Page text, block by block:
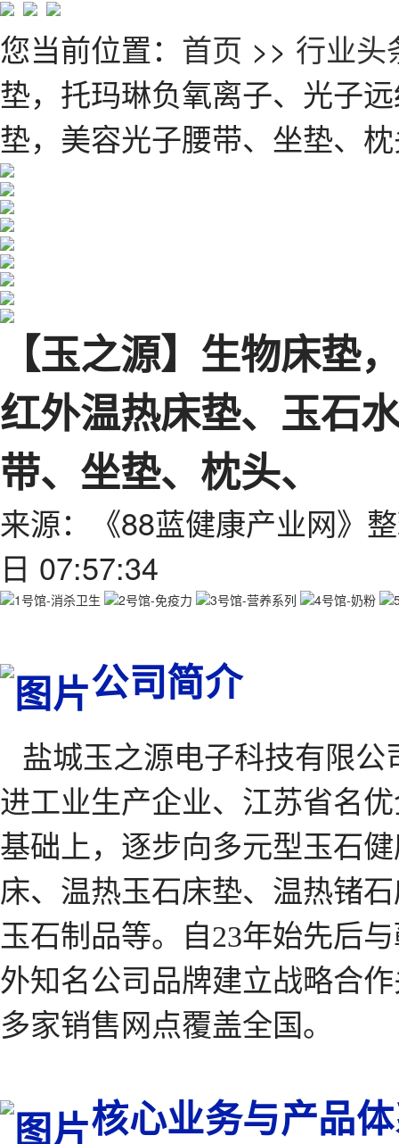
您当前位置： 首页 >> 行业头
垫，托玛琳负氧离子、光子
垫，美容光子腰带、坐垫、
【玉之源】生物床垫
红外温热床垫、玉石
带、坐垫、枕头、
来源：《88蓝健康产业网》
日 07:57:34
公司简介
盐城玉之源电子科技有限公
进工业生产企业、江苏省名
基础上，逐步向多元型玉石
床、温热玉石床垫、温热锗
玉石制品等。自23年始先后
外知名公司品牌建立战略合
多家销售网点覆盖全国。
核心业务与产品